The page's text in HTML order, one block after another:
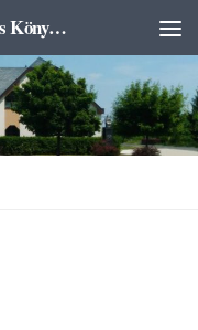
Tát Város Önkormányzat Kultúrház és Könyvtár